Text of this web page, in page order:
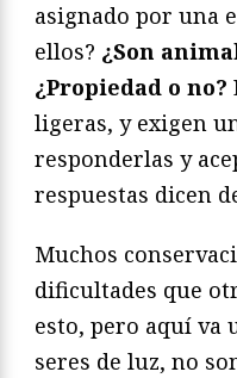
asignado por una
ellos? ¿Son
¿Propiedad o no?
ligeras, y exigen
responderlas y
respuestas dicen
Muchos
dificultades que
esto, pero aquí va
seres de luz, no